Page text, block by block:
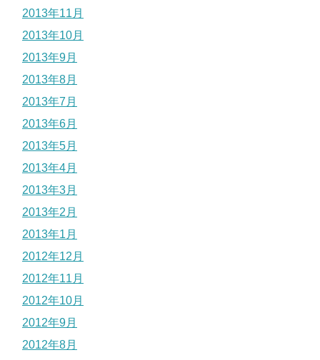
2013年11月
2013年10月
2013年9月
2013年8月
2013年7月
2013年6月
2013年5月
2013年4月
2013年3月
2013年2月
2013年1月
2012年12月
2012年11月
2012年10月
2012年9月
2012年8月